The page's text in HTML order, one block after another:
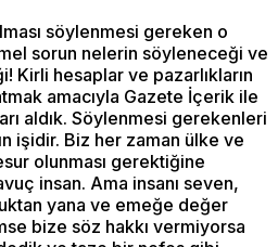
söylenmesi gereken o
sorun nelerin söyleneceği ve
Kirli hesaplar ve pazarlıkların
amacıyla Gazete İçerik ile
aldık. Söylenmesi gerekenleri
işidir. Biz her zaman ülke ve
olunması gerektiğine
insan. Ama insanı seven,
yana ve emeğe değer
bize söz hakkı vermiyorsa